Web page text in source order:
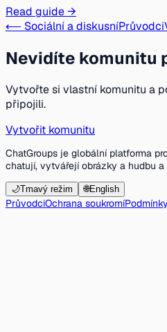
Read guide →
⟵ Sociální a diskusníPrůvodci
Nevidíte komunitu
Vytvořte si vlastní komunitu a
připojili.
Vytvořit komunitu
ChatGroups je globální platforma
chatují, vytvářejí obrázky a hudbu
🌙Tmavý režim 🌐English
PrůvodciOchrana soukromíPodmínky